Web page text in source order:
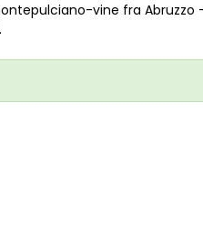
vine fra Abruzzo